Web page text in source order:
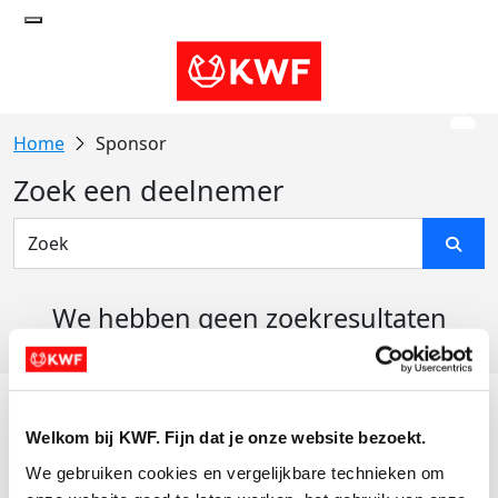
Welkom bij KWF. Fijn dat je onze website bezoekt.
We gebruiken cookies en vergelijkbare technieken om
Sponsor
Zoek een deelnemer
We hebben geen zoekresultaten
Actiematerialen
Evenementen